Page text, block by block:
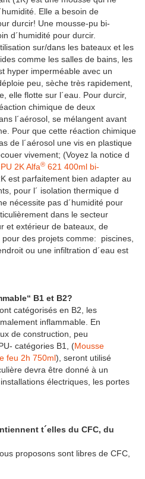
Elle a besoin de
durcir! Une mousse-pu bi-
d´humidité pour durcir.
sur/dans les bateaux et les
comme les salles de bains, les
hyper imperméable avec un
peu, sèche très rapidement,
elle flotte sur l´eau. Pour durcir,
chimique de deux
l´aérosol, se mélangent avant
Pour que cette réaction chimique
de l´aérosol une vis en plastique
vivement; (Voyez la notice d
2K Alfa® 621 400ml bi-
est parfaitement bien adapter au
pour l´ isolation thermique d
nécessite pas d´humidité pour
dans le secteur
et extérieur de bateaux, de
des projets comme: piscines,
ou une infiltration d´eau est
B1 et B2?
catégorisés en B2, les
inflammable. En
de construction, peu
catégories B1, (Mousse
feu 2h 750ml), seront utilisé
devra être donné à un
électriques, les portes
t´elles du CFC, du
proposons sont libres de CFC,